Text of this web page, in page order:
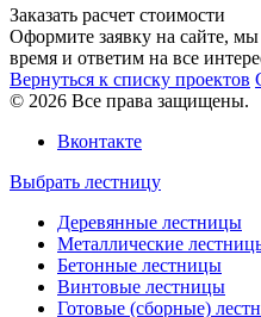
Заказать расчет стоимости
Оформите заявку на сайте,
время и ответим на все
Вернуться к списку проектов
© 2026 Все права защищены.
Вконтакте
Выбрать лестницу
Деревянные лестницы
Металлические
Бетонные лестницы
Винтовые лестницы
Готовые (сборные)